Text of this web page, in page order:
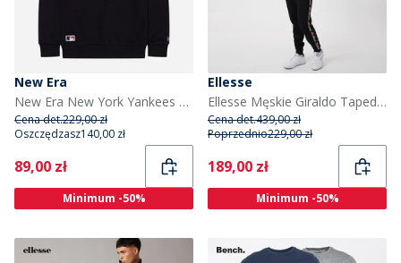
New Era
New Era New York Yankees Bluza Granatowo-biała dla niego kolor Nvywhi
Cena det.229,00 zł
Oszczędzasz140,00 zł
Current
89,00 zł
Minimum -50%
Ellesse
Ellesse Męskie Giraldo Taped Poly Dresy Czarny
Cena det.439,00 zł
Poprzednio229,00 zł
Current
189,00 zł
Minimum -50%